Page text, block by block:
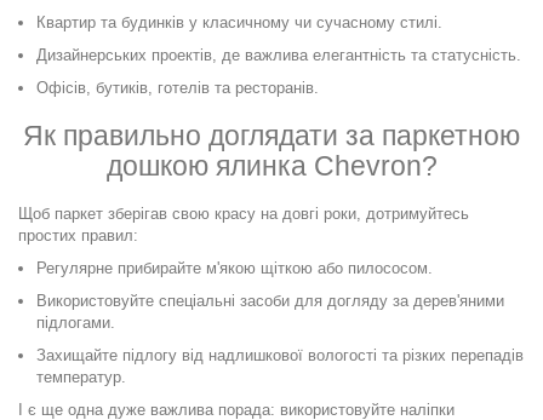
Квартир та будинків у класичному чи сучасному стилі.
Дизайнерських проектів, де важлива елегантність та статусність.
Офісів, бутиків, готелів та ресторанів.
Як правильно доглядати за паркетною
дошкою ялинка Chevron?
Щоб паркет зберігав свою красу на довгі роки, дотримуйтесь
простих правил:
Регулярне прибирайте м'якою щіткою або пилососом.
Використовуйте спеціальні засоби для догляду за дерев'яними
підлогами.
Захищайте підлогу від надлишкової вологості та різких перепадів
температур.
І є ще одна дуже важлива порада: використовуйте наліпки